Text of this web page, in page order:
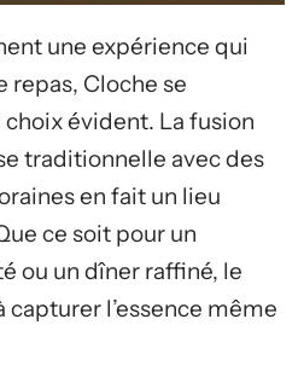
une expérience qui
repas, Cloche se
évident. La fusion
traditionnelle avec des
en fait un lieu
ce soit pour un
ou un dîner raffiné, le
l’essence même